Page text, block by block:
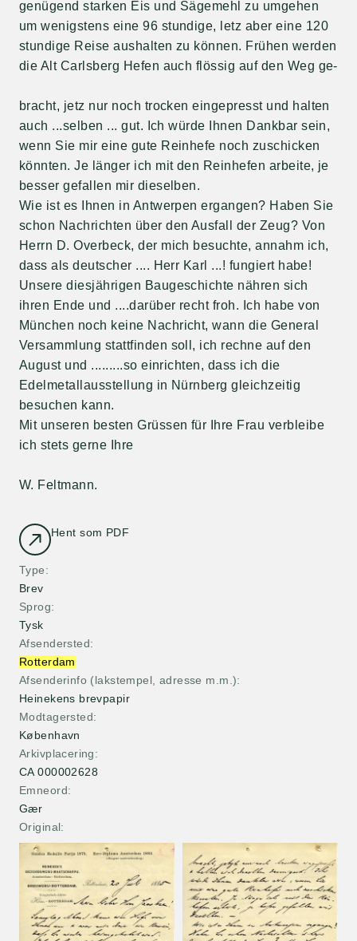
Hent som PDF
Type
Brev
Sprog
Tysk
Afsendersted
Rotterdam
Afsenderinfo (lakstempel, adresse m.m.)
Heinekens brevpapir
Modtagersted
København
Arkivplacering
CA 000002628
Emneord
Gær
Original
genügend starken Eis und Sägemehl zu umgehen
um wenigstens eine 96 stundige, letz aber eine 120
stundige Reise aushalten zu können. Frühen werden
die Alt Carlsberg Hefen auch flössig auf den Weg ge-
bracht, jetz nur noch trocken eingepresst und halten
auch ...selben ... gut. Ich würde Ihnen Dankbar sein,
wenn Sie mir eine gute Reinhefe noch zuschicken
könnten. Je länger ich mit den Reinhefen arbeite, je
besser gefallen mir dieselben.
Wie ist es Ihnen in Antwerpen ergangen? Haben Sie
schon Nachrichten über den Ausfall der Zeug? Von
Herrn D. Overbeck, der mich besuchte, annahm ich,
dass als deutscher .... Herr Karl ...! fungiert habe!
Unsere diesjährigen Baugeschichte nähren sich
ihren Ende und ....darüber recht froh. Ich habe von
München noch keine Nachricht, wann die General
Versammlung stattfinden soll, ich rechne auf den
August und .........so einrichten, dass ich die
Edelmetallausstellung in Nürnberg gleichzeitig
besuchen kann.
Mit unseren besten Grüssen für Ihre Frau verbleibe
ich stets gerne Ihre
W. Feltmann.